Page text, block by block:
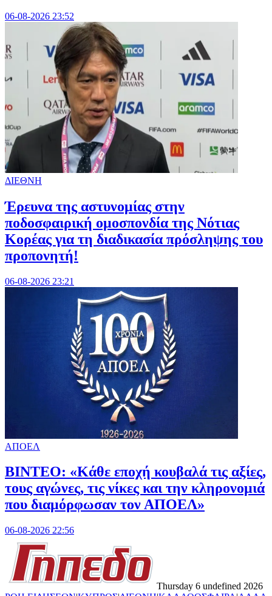
06-08-2026 23:52
ΔΙΕΘΝΗ
Έρευνα της αστυνομίας στην
ποδοσφαιρική ομοσπονδία της Νότιας
Κορέας για τη διαδικασία πρόσληψης του
προπονητή!
06-08-2026 23:21
ΑΠΟΕΛ
ΒΙΝΤΕΟ: «Κάθε εποχή κουβαλά τις αξίες,
τους αγώνες, τις νίκες και την κληρονομιά
που διαμόρφωσαν τον ΑΠΟΕΛ»
06-08-2026 22:56
Thursday 6 undefined 2026